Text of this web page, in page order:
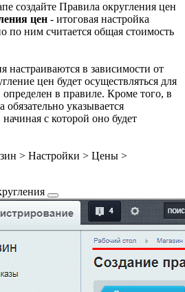
создайте Правила округления цен
цен - итоговая настройка
по ним считается общая стоимость
настраиваются в зависимости от
цен будет осуществляться для
в правиле. Кроме того, в
обязательно указывается
с которой оно будет
> Настройки > Цены >